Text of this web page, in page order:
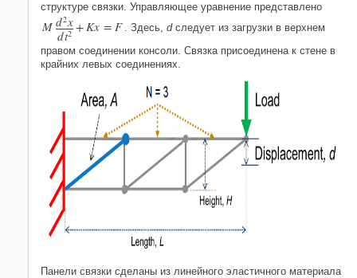
структуре связки. Управляющее уравнение представлено
Md2x
dt2 +Kx =F . Здесь, dследует из загрузки в верхнем
правом соединении консоли. Связка присоединена к стене в
крайних левых соединениях.
Панели связки сделаны из линейного эластичного материала